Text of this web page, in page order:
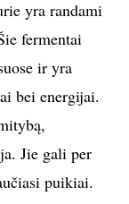
vis
auginamas
net ir žiemos
bet
vietos